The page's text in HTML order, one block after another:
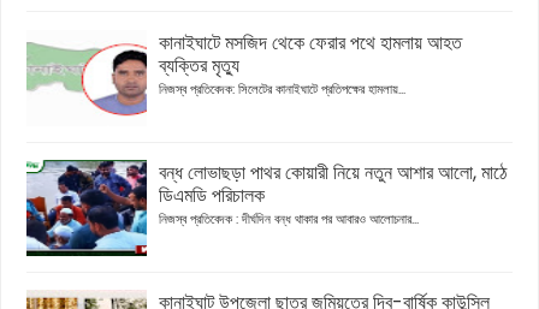
কানাইঘাটে মসজিদ থেকে ফেরার পথে হামলায় আহত
ব্যক্তির মৃত্যু
নিজস্ব প্রতিবেদক: সিলেটের কানাইঘাটে প্রতিপক্ষের হামলায়...
বন্ধ লোভাছড়া পাথর কোয়ারী নিয়ে নতুন আশার আলো, মাঠে
ডিএমডি পরিচালক
নিজস্ব প্রতিবেদক : দীর্ঘদিন বন্ধ থাকার পর আবারও আলোচনার...
কানাইঘাট উপজেলা ছাত্র জমিয়তের দ্বি-বার্ষিক কাউন্সিল